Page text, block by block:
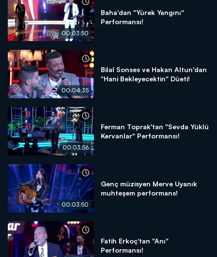
00:03:50
Baha'dan "Yürek Yangını"
Performansı!
00:04:35
Bilal Sonses ve Hakan Altun'dan
"Hani Bekleyecektin" Düeti!
00:03:56
Ferman Toprak'tan "Sevda Yüklü
Kervanlar" Performansı!
00:03:50
Genç müzisyen Merve Uyanık
muhteşem performans!
Fatih Erkoç'tan "Anı"
Performansı!